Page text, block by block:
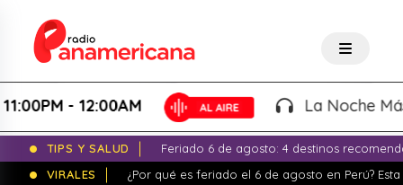
- 12:00AM La Noche Más
TIPS Y SALUD
Feriado 6 de agosto: 4 destinos
VIRALES
¿Por qué es feriado el 6 de agosto en Perú?